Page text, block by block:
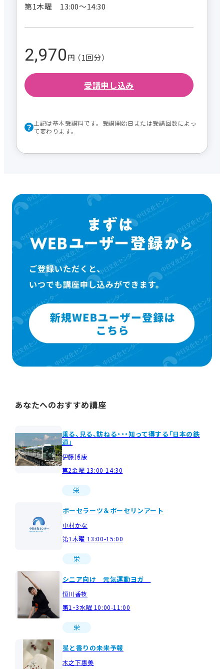
第1木曜 13:00～14:30
2,970円 （1回分）
受講申し込み
上記は基本受講料です。受講開始日または受講回数によっ
て変わります。
あなたへのおすすめ講座
乗る、見る、訪ねる・・・知って得する「日本の鉄
道」
伊藤博康
第2金曜 13:00-14:30
栄
ポーセラーツ＆ポーセリンアート
中村かな
第1木曜 13:00-15:00
栄
シニア向け 元気運動ヨガ
恒川香枝
第1・3水曜 10:00-11:00
栄
星と香りの未来予報
木之下惠美